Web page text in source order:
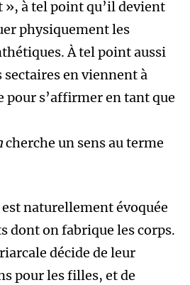
à tel point qu’il devient
physiquement les
À tel point aussi
en viennent à
pour s’affirmer en tant que
cherche un sens au terme
naturellement évoquée
dont on fabrique les corps.
décide de leur
pour les filles, et de